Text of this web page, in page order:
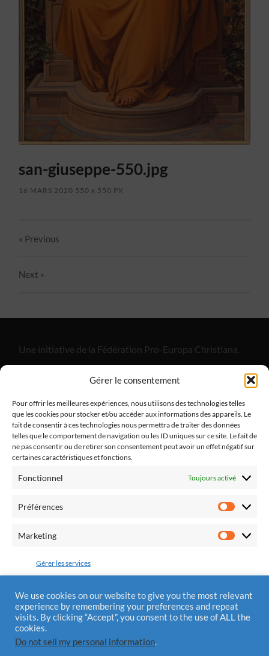
Gérer le consentement
Pour offrir les meilleures expériences, nous utilisons des technologies telles
que les cookies pour stocker et/ou accéder aux informations des appareils. Le
fait de consentir à ces technologies nous permettra de traiter des données
telles que le comportement de navigation ou les ID uniques sur ce site. Le fait de
ne pas consentir ou de retirer son consentement peut avoir un effet négatif sur
certaines caractéristiques et fonctions.
Fonctionnel Toujours activé
Préférences
Marketing
Gérer les services
Accepter
Refuser
Enregistrer les préférences
san-giuseppe-550.jpg
16 MARS 2020 550 x 550 PX
« Previous
Next »
Une initiative de la Fédération Pro-Europa Christiana.
dans notre pays et dans nos familles par le retour à la
pratique religieuse.
Fédération Pro Europa Christiana
28170 St Sauveur Marville
Tél.: 0810 310 025
Mentions Légales
We use cookies on our website to give you the most relevant
experience by remembering your preferences and repeat
visits. By clicking “Accept”, you consent to the use of ALL the
cookies.
Do not sell my personal information.